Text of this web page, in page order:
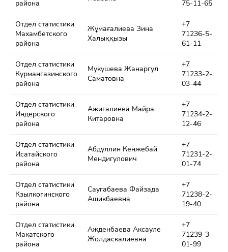
района
75-11-65
Отдел статистики
Махамбетского
района
Жұмағалиева Зина
Халыққызы
+7
71236-5-
61-11
Отдел статистики
Курмангазинского
района
Мукушева Жанаргул
Саматовна
+7
71233-2-
03-44
Отдел статистики
Индерского
района
Ажигалиева Майра
Китаровна
+7
71234-2-
12-46
Отдел статистики
Исатайского
района
Абдуллин Кенжебай
Мендигулович
+7
71231-2-
01-74
Отдел статистики
Кзылкогинского
района
Саугабаева Файзада
Ашикбаевна
+7
71238-2-
19-40
Отдел статистики
Макатского
района
Ажденбаева Аксауле
Жолдаскалиевна
+7
71239-3-
01-99